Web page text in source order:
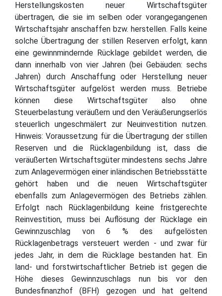
Herstellungskosten neuer Wirtschaftsgüter
übertragen, die sie im selben oder vorangegangenen
Wirtschaftsjahr anschaffen bzw. herstellen. Falls keine
solche Übertragung der stillen Reserven erfolgt, kann
eine gewinnmindernde Rücklage gebildet werden, die
dann innerhalb von vier Jahren (bei Gebäuden: sechs
Jahren) durch Anschaffung oder Herstellung neuer
Wirtschaftsgüter aufgelöst werden muss. Betriebe
können diese Wirtschaftsgüter also ohne
Steuerbelastung veräußern und den Veräußerungserlös
steuerlich ungeschmälert zur Neuinvestition nutzen.
Hinweis: Voraussetzung für die Übertragung der stillen
Reserven und die Rücklagenbildung ist, dass die
veräußerten Wirtschaftsgüter mindestens sechs Jahre
zum Anlagevermögen einer inländischen Betriebsstätte
gehört haben und die neuen Wirtschaftsgüter
ebenfalls zum Anlagevermögen des Betriebs zählen.
Erfolgt nach Rücklagenbildung keine fristgerechte
Reinvestition, muss bei Auflösung der Rücklage ein
Gewinnzuschlag von 6 % des aufgelösten
Rücklagenbetrags versteuert werden - und zwar für
jedes Jahr, in dem die Rücklage bestanden hat. Ein
land- und forstwirtschaftlicher Betrieb ist gegen die
Höhe dieses Gewinnzuschlags nun bis vor den
Bundesfinanzhof (BFH) gezogen und hat geltend